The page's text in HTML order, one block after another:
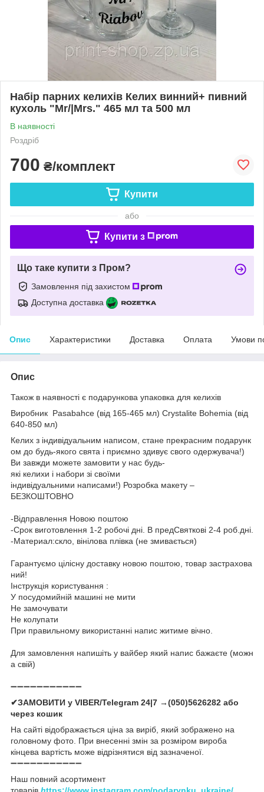
Набір парних келихів Келих винний+ пивний
кухоль "Mr/|Mrs." 465 мл та 500 мл
В наявності
Роздріб
700 ₴/комплект
Купити
або
Купити з
Що таке купити з Пром?
Замовлення під захистом
Доступна доставка
Опис Характеристики Доставка Оплата Умови
Опис
Також в наявності є подарункова упаковка для келихів
Виробник Pasabahce (від 165-465 мл) Crystalite Bohemia (від
640-850 мл)
Келих з індивідуальним написом, стане прекрасним подарунк
ом до будь-якого свята і приємно здивує свого одержувача!)
Ви завжди можете замовити у нас будь-
які келихи і набори зі своїми
індивідуальними написами!) Розробка макету –
БЕЗКОШТОВНО
-Відправлення Новою поштою
-Срок виготовлення 1-2 робочі дні. В предСвяткові 2-4 роб.дні.
-Материал:скло, вінілова плівка (не змивається)
Гарантуємо цілісну доставку новою поштою, товар застрахова
ний!
Інструкція користування :
У посудомийній машині не мити
Не замочувати
Не колупати
При правильному використанні напис житиме вічно.
Для замовлення напишіть у вайбер який напис бажаєте (можн
а свій)
➖➖➖➖➖➖➖➖➖➖➖
✔ЗАМОВИТИ у VIBER/Telegram 24|7 →(050)5626282 або
через кошик
На сайті відображається ціна за виріб, який зображено на
головному фото. При внесенні змін за розміром вироба
кінцева вартість може відрізнятися від зазначеної.
➖➖➖➖➖➖➖➖➖➖➖
Наш повний асортимент
товарів https://www.instagram.com/podarynku_ukraine/